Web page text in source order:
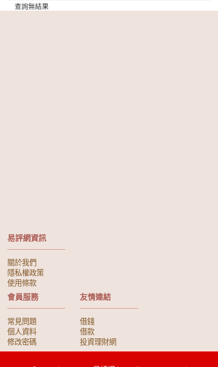
查詢無結果
易評網資訊
關於我們
隱私權政策
使用條款
會員服務
常見問題
個人資料
修改密碼
友情連結
借錢
借款
投資理財網